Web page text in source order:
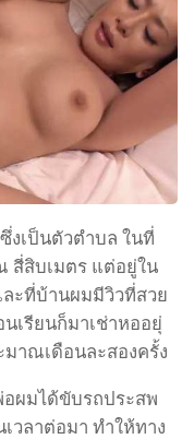
เป็นตัวตำบล ในที่
สี่สิบเมตร แต่อยู่ใน
ะที่บ้านผมมีวิวที่สวย
เรียนก็มาเช่าหออยุ่
าณเดือนละสองครั้ง
อผมได้ขับรถประสพ
วลาต่อมา ทำให้ทาง